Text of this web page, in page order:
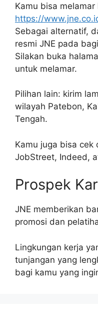
Kamu bisa
https://
Sebagai alternatif,
resmi JNE pada
Silakan buka
untuk melamar.
Pilihan lain: kirim
wilayah Patebon,
Tengah.
Kamu juga bisa cek
JobStreet, Indeed,
Prospek
JNE memberikan
promosi dan
Lingkungan kerja
tunjangan yang
bagi kamu yang